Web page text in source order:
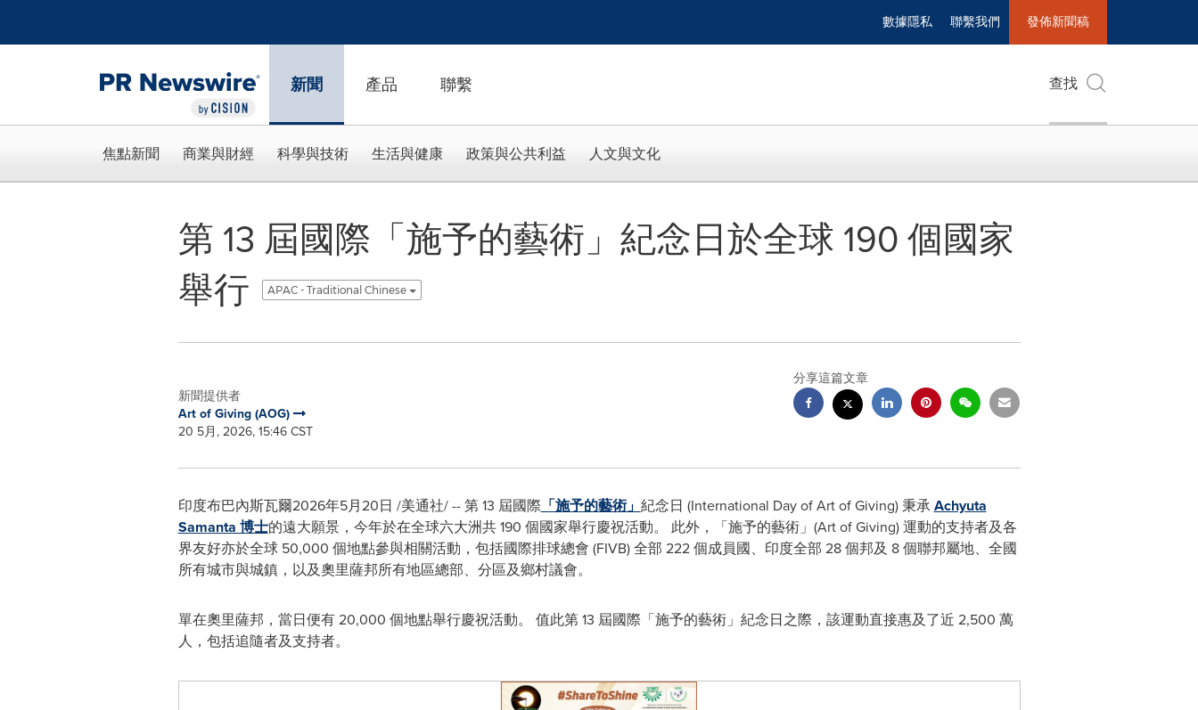
數據隱私 聯繫我們 發佈新聞稿
新聞 產品 聯繫 查找
焦點新聞 商業與財經 科學與技術 生活與健康 政策與公共利益 人文與文化
第 13 屆國際「施予的藝術」紀念日於全球 190 個國家
舉行
APAC - Traditional Chinese
新聞提供者
Art of Giving (AOG)
20 5月, 2026, 15:46 CST
分享這篇文章
印度布巴內斯瓦爾2026年5月20日 /美通社/ -- 第 13 屆國際 「施予的藝術」 紀念日 (International Day of Art of Giving) 秉承 Achyuta
Samanta 博士的遠大願景，今年於在全球六大洲共 190 個國家舉行慶祝活動。 此外，「施予的藝術」(Art of Giving) 運動的支持者及各
界友好亦於全球 50,000 個地點參與相關活動，包括國際排球總會 (FIVB) 全部 222 個成員國、印度全部 28 個邦及 8 個聯邦屬地、全國
所有城市與城鎮，以及奧里薩邦所有地區總部、分區及鄉村議會。
單在奧里薩邦，當日便有 20,000 個地點舉行慶祝活動。 值此第 13 屆國際「施予的藝術」紀念日之際，該運動直接惠及了近 2,500 萬
人，包括追隨者及支持者。